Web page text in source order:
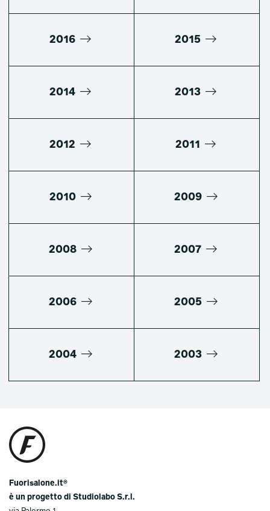
2016 2015
2014 2013
2012 2011
2010 2009
2008 2007
2006 2005
2004 2003
Fuorisalone.it®
è un progetto di Studiolabo S.r.l.